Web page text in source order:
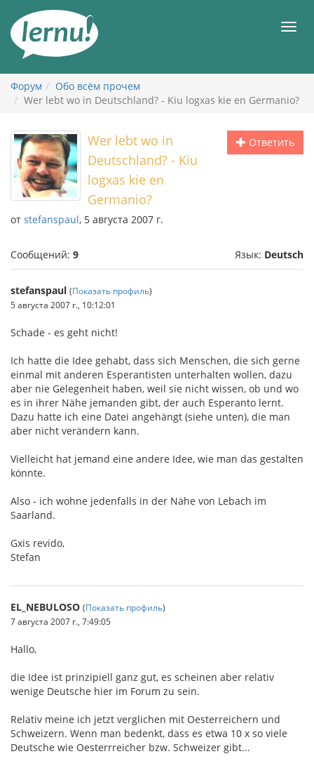
содержанию
Форум
Обо всём прочем
Wer lebt wo in Deutschland? - Kiu logxas kie en Germanio?
Ответить
Wer lebt wo in
Deutschland? - Kiu
logxas kie en
Germanio?
от stefanspaul, 5 августа 2007 г.
Сообщений: 9 Язык: Deutsch
stefanspaul (Показать профиль)
5 августа 2007 г., 10:12:01
Schade - es geht nicht!
Ich hatte die Idee gehabt, dass sich Menschen, die sich gerne
einmal mit anderen Esperantisten unterhalten wollen, dazu
aber nie Gelegenheit haben, weil sie nicht wissen, ob und wo
es in ihrer Nähe jemanden gibt, der auch Esperanto lernt.
Dazu hatte ich eine Datei angehängt (siehe unten), die man
aber nicht verändern kann.
Vielleicht hat jemand eine andere Idee, wie man das gestalten
könnte.
Also - ich wohne jedenfalls in der Nähe von Lebach im
Saarland.
Gxis revido,
Stefan
EL_NEBULOSO (Показать профиль)
7 августа 2007 г., 7:49:05
Hallo,
die Idee ist prinzipiell ganz gut, es scheinen aber relativ
wenige Deutsche hier im Forum zu sein.
Relativ meine ich jetzt verglichen mit Oesterreichern und
Schweizern. Wenn man bedenkt, dass es etwa 10 x so viele
Deutsche wie Oesterrreicher bzw. Schweizer gibt...